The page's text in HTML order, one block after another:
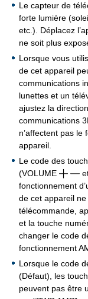
Le capteur de
forte lumière
etc.). Déplacez
ne soit plus
Lorsque vous
de cet appareil
communications
lunettes et un
ajustez la
communications
n’affectent pas
appareil.
Le code des
(VOLUME
fonctionnement
de cet appareil ne
télécommande,
et la touche
changer le code
fonctionnement
Lorsque le code
(Défaut), les
peuvent pas être